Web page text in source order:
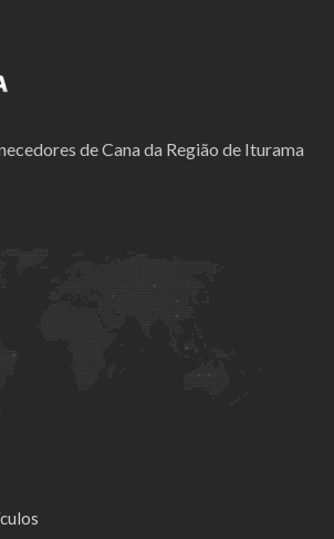
de Cana da Região de Iturama